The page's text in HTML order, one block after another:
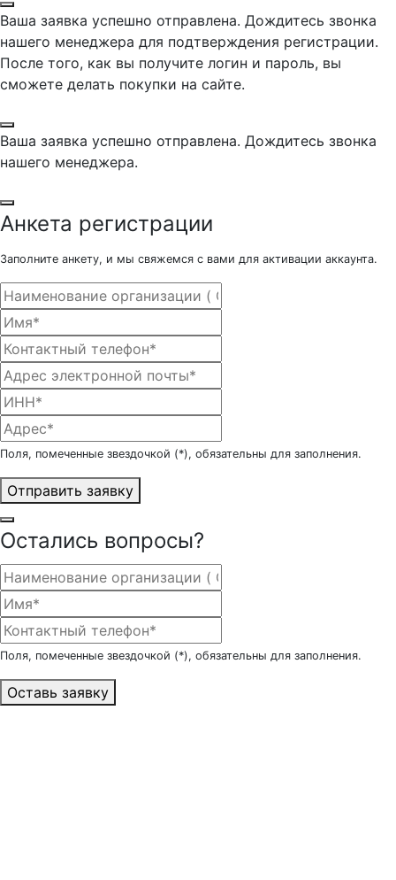
Ваша заявка успешно отправлена. Дождитесь звонка
нашего менеджера для подтверждения регистрации.
После того, как вы получите логин и пароль, вы
сможете делать покупки на сайте.
Ваша заявка успешно отправлена. Дождитесь звонка
нашего менеджера.
Анкета регистрации
Заполните анкету, и мы свяжемся с вами для активации аккаунта.
Поля, помеченные звездочкой (*), обязательны для заполнения.
Отправить заявку
Остались вопросы?
Поля, помеченные звездочкой (*), обязательны для заполнения.
Оставь заявку